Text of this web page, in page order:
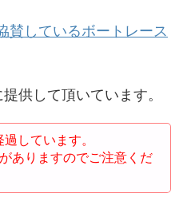
賛しているボートレース
供して頂いています。
しています。
ありますのでご注意くだ